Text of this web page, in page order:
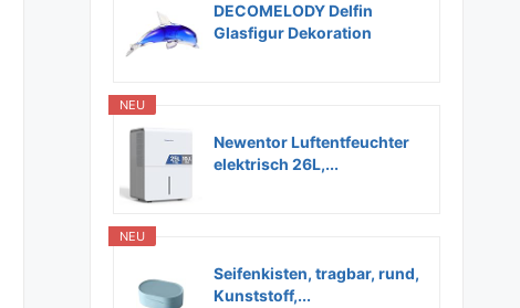
DECOMELODY Delfin
Glasfigur Dekoration
NEU
Newentor Luftentfeuchter
elektrisch 26L,...
NEU
Seifenkisten, tragbar, rund,
Kunststoff,...